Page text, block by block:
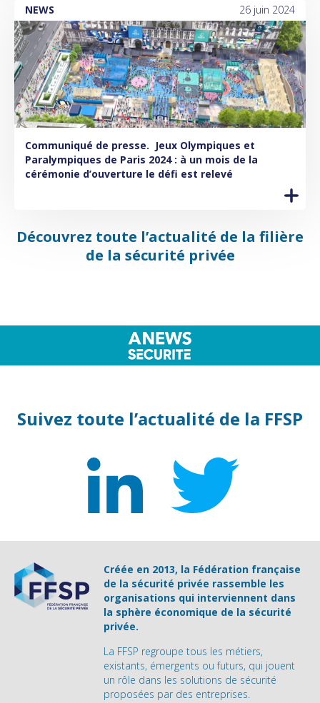
NEWS 26 juin 2024
Communiqué de presse. Jeux Olympiques et
Paralympiques de Paris 2024 : à un mois de la
cérémonie d’ouverture le défi est relevé
Découvrez toute l’actualité de la filière
de la sécurité privée
Suivez toute l’actualité de la FFSP
Créée en 2013, la Fédération française
de la sécurité privée rassemble les
organisations qui interviennent dans
la sphère économique de la sécurité
privée.
La FFSP regroupe tous les métiers,
existants, émergents ou futurs, qui jouent
un rôle dans les solutions de sécurité
proposées par des entreprises.